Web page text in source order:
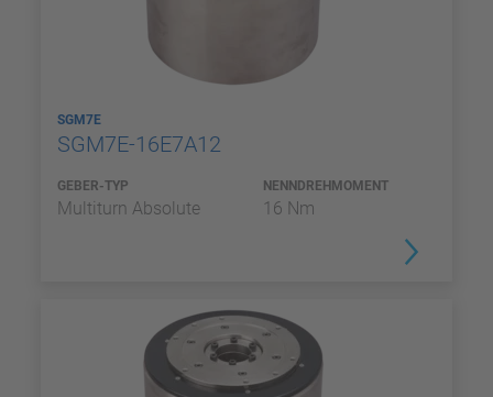
SGM7E
SGM7E-16E7A12
GEBER-TYP
Multiturn Absolute
NENNDREHMOMENT
16 Nm